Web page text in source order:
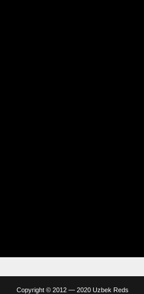
Copyright © 2012 — 2020 Uzbek Reds